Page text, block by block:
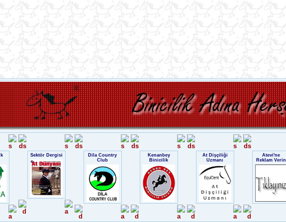
Sektör Dergisi
Dila Country
Club
Kenanbey
Binicilik
At Dişçiliği
Uzmanı
Atevi'ne
Reklam Verin